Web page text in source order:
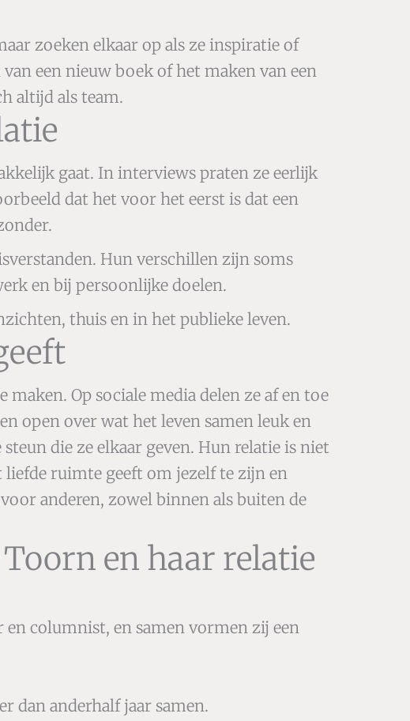
zoeken elkaar op als ze inspiratie of
een nieuw boek of het maken van een
altijd als team.
gaat. In interviews praten ze eerlijk
dat het voor het eerst is dat een
Hun verschillen zijn soms
en bij persoonlijke doelen.
thuis en in het publieke leven.
Op sociale media delen ze af en toe
open over wat het leven samen leuk en
die ze elkaar geven. Hun relatie is niet
liefde ruimte geeft om jezelf te zijn en
anderen, zowel binnen als buiten de
en haar relatie
columnist, en samen vormen zij een
dan anderhalf jaar samen.